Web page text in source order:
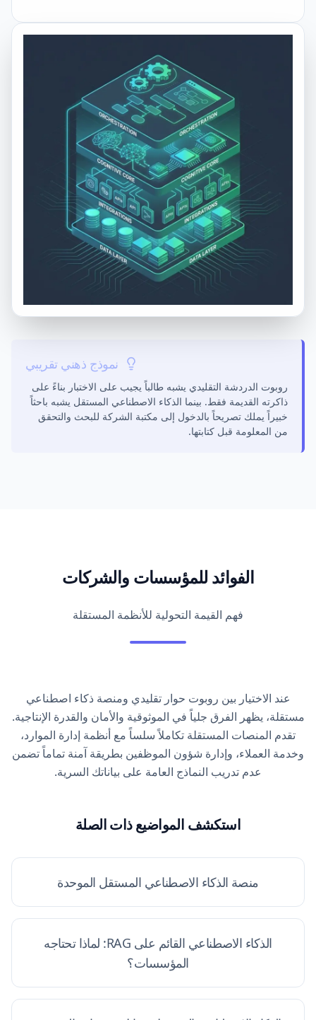
نموذج ذهني تقريبي
روبوت الدردشة التقليدي يشبه طالباً يجيب على الاختبار بناءً على
ذاكرته القديمة فقط. بينما الذكاء الاصطناعي المستقل يشبه باحثاً
خبيراً يملك تصريحاً بالدخول إلى مكتبة الشركة للبحث والتحقق
من المعلومة قبل كتابتها.
الفوائد للمؤسسات والشركات
فهم القيمة التحولية للأنظمة المستقلة
عند الاختيار بين روبوت حوار تقليدي ومنصة ذكاء اصطناعي
مستقلة، يظهر الفرق جلياً في الموثوقية والأمان والقدرة الإنتاجية.
تقدم المنصات المستقلة تكاملاً سلساً مع أنظمة إدارة الموارد،
وخدمة العملاء، وإدارة شؤون الموظفين بطريقة آمنة تماماً تضمن
عدم تدريب النماذج العامة على بياناتك السرية.
استكشف المواضيع ذات الصلة
منصة الذكاء الاصطناعي المستقل الموحدة
الذكاء الاصطناعي القائم على RAG: لماذا تحتاجه
المؤسسات؟